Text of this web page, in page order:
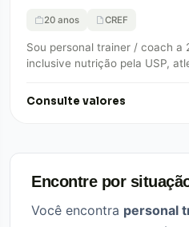
20 anos CREF
Sou personal trainer / coach a
inclusive nutrição pela USP,
Consulte valores
Encontre por
Você encontra personal